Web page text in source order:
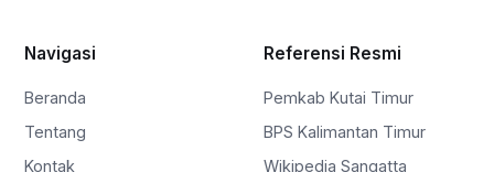
Navigasi
Beranda
Tentang
Kontak
Referensi Resmi
Pemkab Kutai Timur
BPS Kalimantan Timur
Wikipedia Sangatta